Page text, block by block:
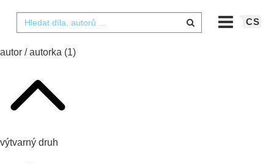
CS
autor / autorka (1)
výtvarný druh